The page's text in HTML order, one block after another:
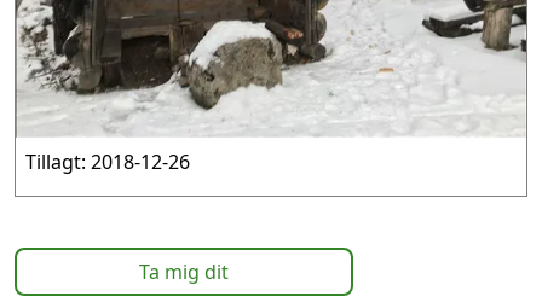
Tillagt: 2018-12-26
Ta mig dit